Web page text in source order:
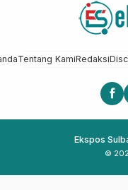
Tentang KamiRedaksi
Ekspos
©